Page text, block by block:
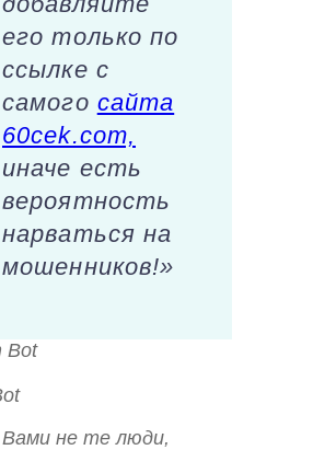
его только по
ссылке с
самого сайта
60cek.com,
иначе есть
вероятность
нарваться на
мошенников!»
не те люди,